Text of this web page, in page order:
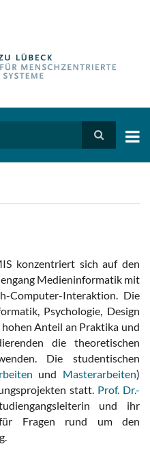
konzentriert sich auf den
Medieninformatik mit
Computer-Interaktion. Die
Psychologie, Design
Anteil an Praktika und
die theoretischen
Die studentischen
und Masterarbeiten)
statt. Prof. Dr.-
und ihr
Fragen rund um den